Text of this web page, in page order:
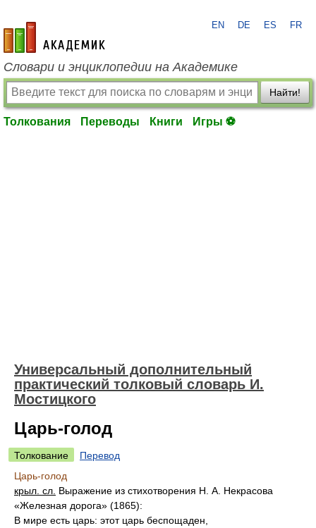
academic.ru
EN DE ES FR
Словари и энциклопедии на Академике
Найти!
Толкования Переводы Книги Игры ⚽
Универсальный дополнительный
практический толковый словарь И.
Мостицкого
Царь-голод
Толкование
Перевод
Царь-голод
крыл. сл. Выражение из стихотворения Н. А. Некрасова
«Железная дорога» (1865):
В мире есть царь: этот царь беспощаден,